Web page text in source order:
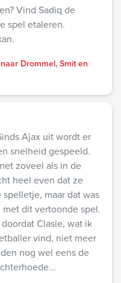
Vind Sadiq de
spel etaleren.
Drommel, Smit en
Ajax uit wordt er
snelheid gespeeld.
zoveel als in de
heel even dat ze
maar dat was
dit vertoonde spel.
Clasie, wat ik
vind, niet meer
nog wel eens de